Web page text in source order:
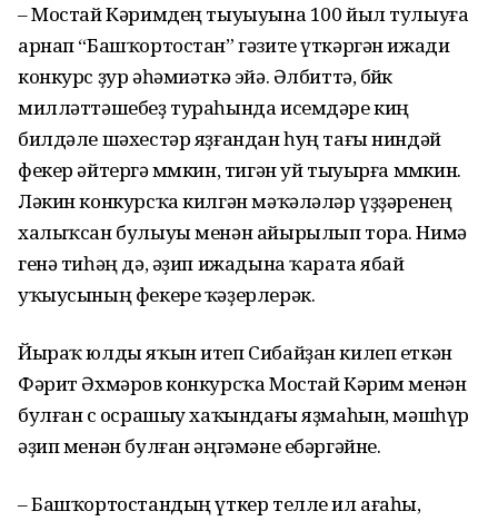
– Мостай Кәримдең тыуыуына 100 йыл тулыуға
арнап “Башҡорт­остан” гәзите үткәргән ижади
конкурс ҙур әһәмиәткә эйә. Әлбиттә, бөйөк
милләттәшебеҙ тураһында исемдәре киң
билдәле шәхестәр яҙғандан һуң тағы ниндәй
фекер әйтергә мөмкин, тигән уй тыуырға мөмкин.
Ләкин конкурсҡа килгән мәҡәләләр үҙҙәренең
халыҡсан булыуы менән айырылып тора. Нимә
генә тиһәң дә, әҙип ижадына ҡарата ябай
уҡыусының фекере ҡәҙер­лерәк.
Йыраҡ юлды яҡын итеп Си­байҙан килеп еткән
Фәрит Әхмәров конкурсҡа Мостай Кәрим менән
булған өс осрашыу хаҡындағы яҙмаһын, мәшһүр
әҙип менән булған әңгәмәне ебәргәйне.
– Башҡортостандың үткер телле ил ағаһы,